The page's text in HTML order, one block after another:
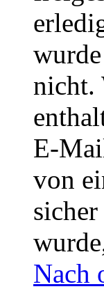
nicht.
E-
von
Nach